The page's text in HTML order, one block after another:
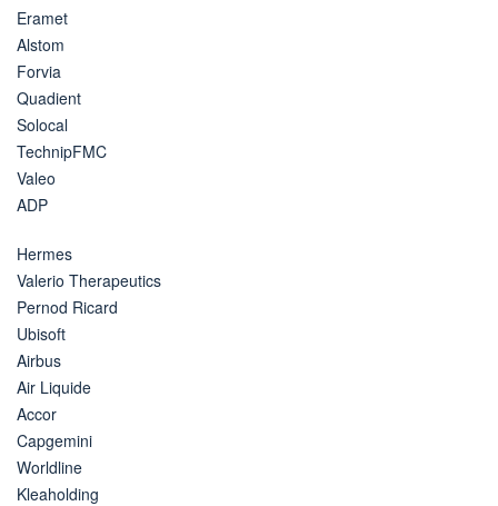
Eramet
Alstom
Forvia
Quadient
Solocal
TechnipFMC
Valeo
ADP
Hermes
Valerio Therapeutics
Pernod Ricard
Ubisoft
Airbus
Air Liquide
Accor
Capgemini
Worldline
Kleaholding